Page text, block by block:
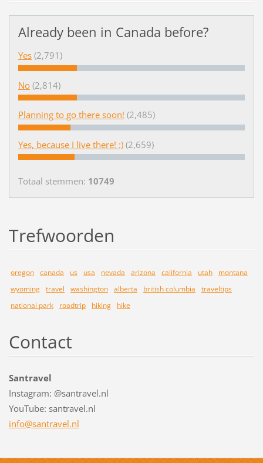
Already been in Canada before?
Yes (2,791)
No (2,814)
Planning to go there soon! (2,485)
Yes, because I live there! :) (2,659)
Totaal stemmen: 10749
Trefwoorden
oregon canada us usa nevada arizona california utah
montana
wyoming travel washington alberta british columbia
traveltips
national park
roadtrip hiking hike
Contact
Santravel
Instagram: @santravel.nl
YouTube: santravel.nl
info@santravel.nl